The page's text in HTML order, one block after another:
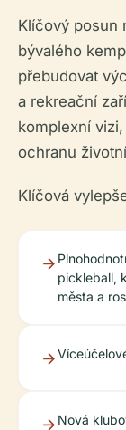
Klíčový posun
bývalého
přebudovat
a rekreační
komplexní
ochranu
Klíčová
pickleball,
města a
Nová